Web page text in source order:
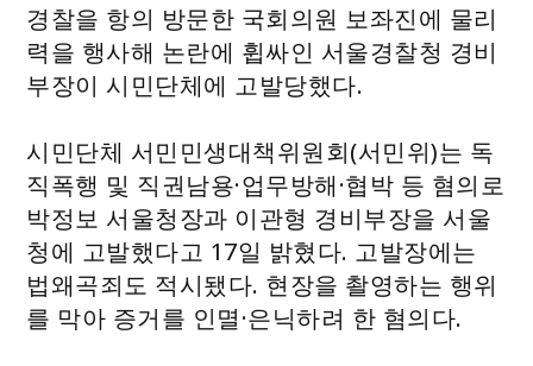
경찰을 항의 방문한 국회의원 보좌진에 물리
력을 행사해 논란에 휩싸인 서울경찰청 경비
부장이 시민단체에 고발당했다.
시민단체 서민민생대책위원회(서민위)는 독
직폭행 및 직권남용·업무방해·협박 등 혐의로
박정보 서울청장과 이관형 경비부장을 서울
청에 고발했다고 17일 밝혔다. 고발장에는
법왜곡죄도 적시됐다. 현장을 촬영하는 행위
를 막아 증거를 인멸·은닉하려 한 혐의다.